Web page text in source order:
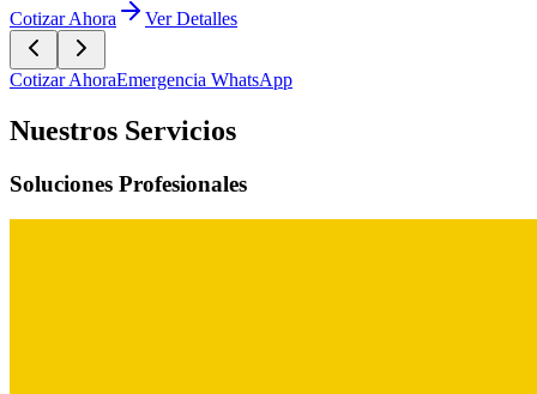
Cotizar Ahora Ver Detalles
Cotizar AhoraEmergencia WhatsApp
Nuestros Servicios
Soluciones Profesionales